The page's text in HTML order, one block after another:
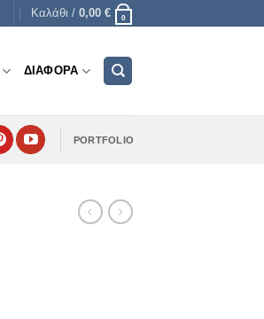
Καλάθι / 0,00 € 0
ΔΙΑΦΟΡΑ
PORTFOLIO